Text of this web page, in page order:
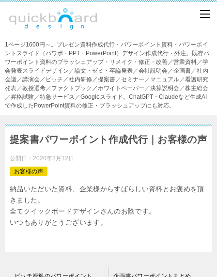
1ページ1600円～。プレゼン資料作成代行・パワーポイント資料・パワーポイ
ントスライド（パワポ・PPT・PowerPoint）デザイン作成代行・外注。既存パ
ワーポイント資料のブラッシュアップ・リメイク・修正・改善／営業資料／学
会発表スライドデザイン／論文・ゼミ・卒論発表／会社説明会／企画書／社内
会議／講演会／ピッチ／社内研修／提案書／セミナー／マニュアル／看護研究
発表／教授選考／ファクトブック／ホワイトペーパー／決算説明会／株主総会
／昇格試験／特急サービス／Googleスライド。ChatGPT・Claudeなど生成AI
で作成したPowerPoint資料の修正・ブラッシュアップにも対応。
提案書パワーポイント作成代行｜お客様の声
公開日： 2020年3月12日
お客様の声
納品いただいた資料、企業様からすばらしい資料とお褒めを頂
きました。
全てクイックボードデザインさんのお陰です。
いつもありがとうございます。